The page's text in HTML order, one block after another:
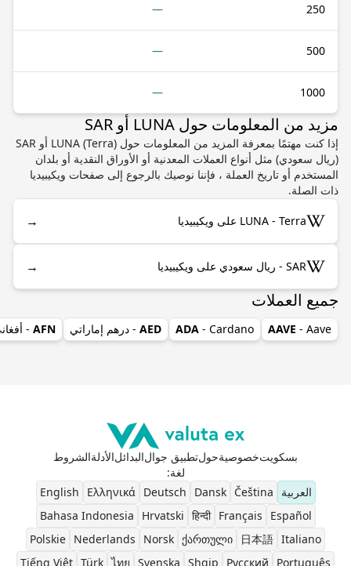
250
—
500
—
1000
—
مزيد من المعلومات حول LUNA أو SAR
إذا كنت مهتمًا بمعرفة المزيد من المعلومات حول LUNA (Terra) أو SAR
(ريال سعودي) مثل أنواع العملات المعدنية أو الأوراق النقدية أو بلدان
المستخدم أو تاريخ العملة ، فإننا نوصيك بالرجوع إلى صفحات ويكيبيديا
ذات الصلة.
LUNA - Terra على ويكيبيديا →
SAR - ريال سعودي على ويكيبيديا →
جميع العملات
AAVE - Aave
ADA - Cardano
AED - درهم إماراتي AFN
-
بسكويتخصوصيةحولتطبيق جوالالبدائلالأدلةالشروط
لغة:
العربية
Čeština
Dansk
Deutsch
Ελληνικά
English
Español
Français
हिन्दी
Hrvatski
Bahasa Indonesia
Italiano
日本語
ქართული
Norsk
Nederlands
Polskie
Português
Pусский
Shqip
Svenska
ไทย
Türk
Tiếng Việt